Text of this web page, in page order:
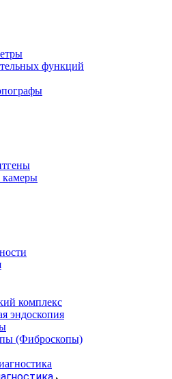
функций
камеры
комплекс
эндоскопия
(Фиброcкопы)